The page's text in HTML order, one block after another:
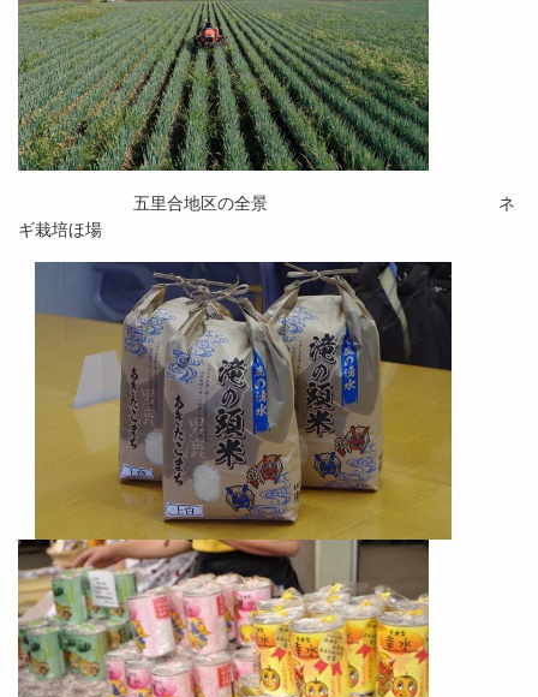
五里合地区の全景 ネ
ギ栽培ほ場